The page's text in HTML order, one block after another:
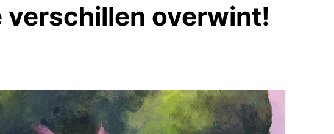
verschillen overwint!